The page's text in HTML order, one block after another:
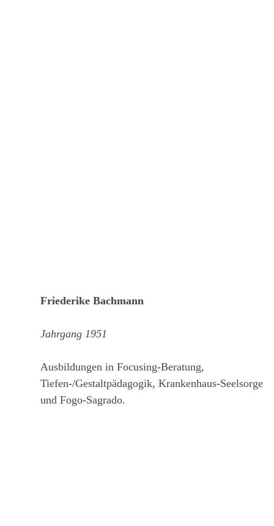
Friederike Bachmann
Jahrgang 1951
Ausbildungen in Focusing-Beratung,
Tiefen-/Gestaltpädagogik, Krankenhaus-Seelsorge
und Fogo-Sagrado.